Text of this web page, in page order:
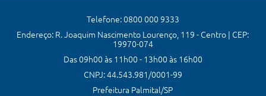
Telefone: 0800 000 9333
Endereço: R. Joaquim Nascimento Lourenço, 119 - Centro | CEP:
19970-074
Das 09h00 às 11h00 - 13h00 às 16h00
CNPJ: 44.543.981/0001-99
Prefeitura Palmital/SP